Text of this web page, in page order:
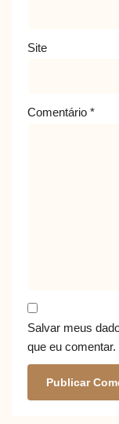
Site
Comentário *
Salvar meus
que eu comentar.